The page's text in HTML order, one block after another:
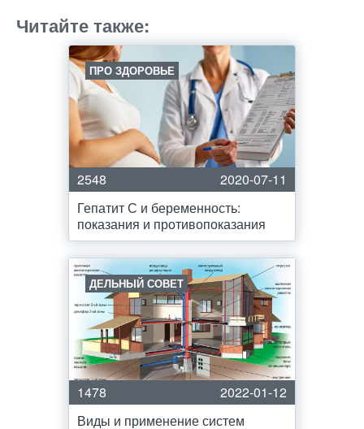
Читайте также:
ПРО ЗДОРОВЬЕ
2548
2020-07-11
Гепатит С и беременность:
показания и противопоказания
ДЕЛЬНЫЙ СОВЕТ
1478
2022-01-12
Виды и применение систем